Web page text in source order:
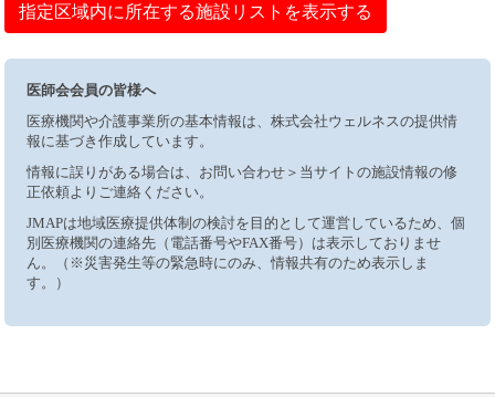
指定区域内に所在する施設リストを表示する
医師会会員の皆様へ
医療機関や介護事業所の基本情報は、株式会社ウェルネスの提供情
報に基づき作成しています。
情報に誤りがある場合は、お問い合わせ＞当サイトの施設情報の修
正依頼よりご連絡ください。
JMAPは地域医療提供体制の検討を目的として運営しているため、個
別医療機関の連絡先（電話番号やFAX番号）は表示しておりませ
ん。（※災害発生等の緊急時にのみ、情報共有のため表示しま
す。）